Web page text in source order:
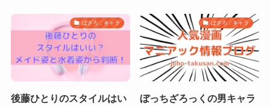
ぼざろ：キャラ
後藤ひとりのスタイルはい
ぼざろ：キャラ
ぼっちざろっくの男キャラ